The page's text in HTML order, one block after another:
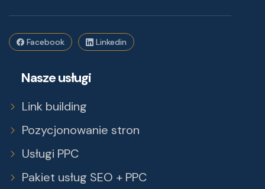
Facebook Linkedin
Nasze usługi
Link building
Pozycjonowanie stron
Usługi PPC
Pakiet usług SEO + PPC